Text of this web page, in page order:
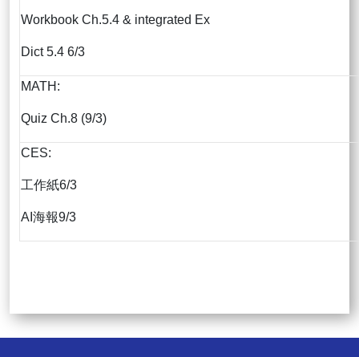
Workbook Ch.5.4 & integrated Ex
Dict 5.4 6/3
MATH:
Quiz Ch.8 (9/3)
CES:
工作紙6/3
AI海報9/3